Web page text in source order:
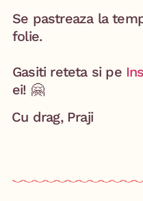
Se pastreaza la
folie. ⁣
Gasiti reteta si pe
ei! 🤗
⁣Cu drag, Praji